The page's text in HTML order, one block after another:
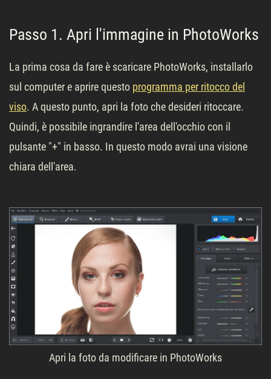
Passo 1. Apri l'immagine in PhotoWorks
La prima cosa da fare è scaricare PhotoWorks, installarlo
sul computer e aprire questo programma per ritocco del
viso. A questo punto, apri la foto che desideri ritoccare.
Quindi, è possibile ingrandire l'area dell'occhio con il
pulsante "+" in basso. In questo modo avrai una visione
chiara dell'area.
Apri la foto da modificare in PhotoWorks